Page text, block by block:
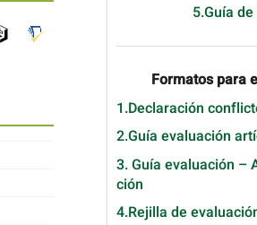
5.Guía
Formatos para
1.Declaración
2.Guía evaluación
3. Guía evaluación –
ción
4.Rejilla de